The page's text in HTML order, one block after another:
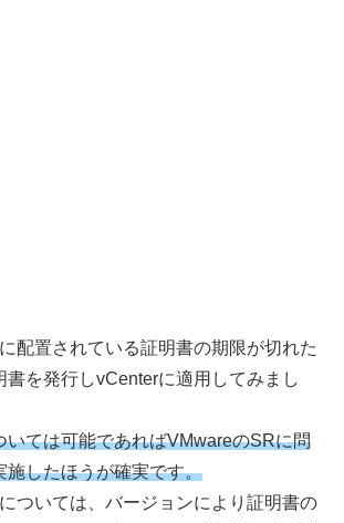
配置されている証明書の期限が切れた
書を発行しvCenterに適用してみまし
いては可能であればVMwareのSRに問
施したほうが確実です。
ついては、バージョンにより証明書の